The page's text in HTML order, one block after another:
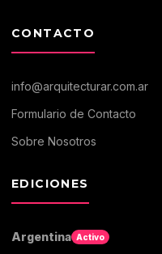
CONTACTO
info@arquitecturar.com.ar
Formulario de Contacto
Sobre Nosotros
EDICIONES
Argentina Activo